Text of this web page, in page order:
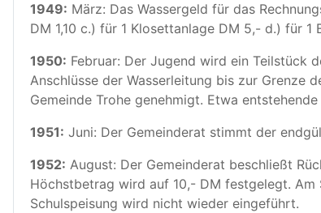
1949: März: Das Wassergeld für das
DM 1,10 c.) für 1 Klosettanlage DM 5,- d.) für 1
1950: Februar: Der Jugend wird ein Teilstück
Anschlüsse der Wasserleitung bis zur Grenze
Gemeinde Trohe genehmigt. Etwa
1951: Juni: Der Gemeinderat stimmt der
1952: August: Der Gemeinderat beschließt
Höchstbetrag wird auf 10,- DM festgelegt.
Schulspeisung wird nicht wieder eingeführt.